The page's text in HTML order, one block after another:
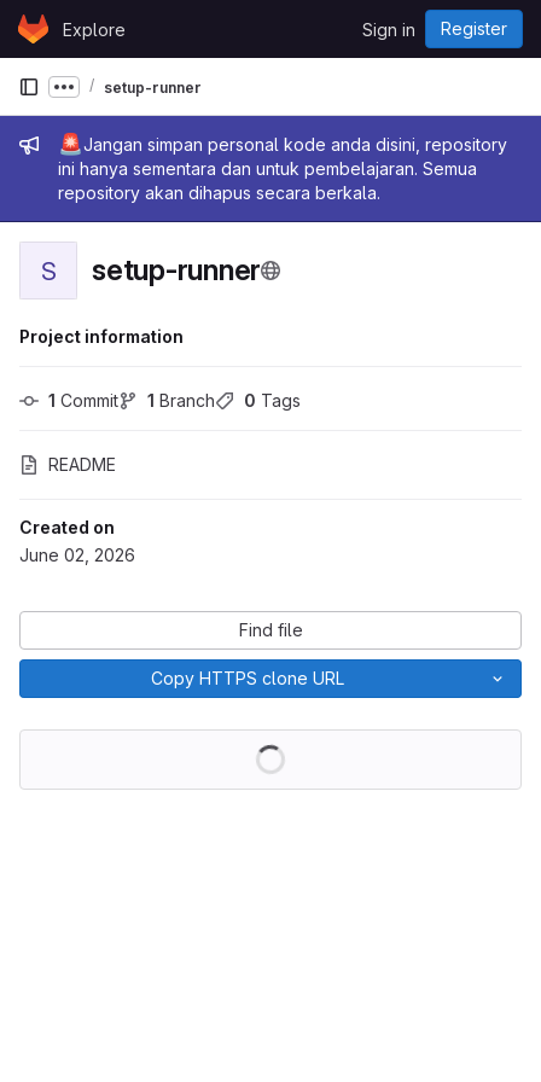
Skip to content
GitLabExplore Sign in Register
Admin message
🚨Jangan simpan personal kode anda disini, repository
ini hanya sementara dan untuk pembelajaran. Semua
repository akan dihapus secara berkala.
Show more breadcrumbs
setup-runner
S setup-runner
Project information
1 Commit 1 Branch 0 Tags
README
Created on
June 02, 2026
Find file
Copy HTTPS clone URL